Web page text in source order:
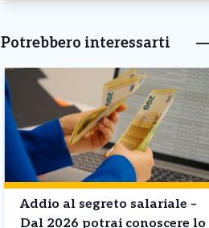
Potrebbero interessarti
Addio al segreto salariale –
Dal 2026 potrai conoscere lo